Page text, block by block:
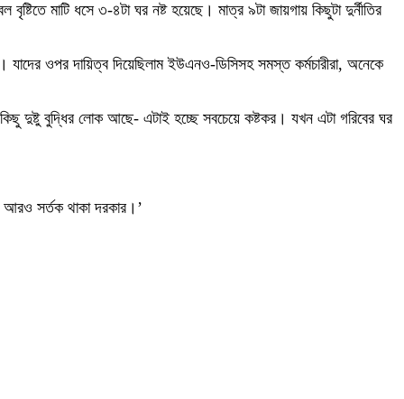
মাটি ধসে ৩-৪টা ঘর নষ্ট হয়েছে। মাত্র ৯টা জায়গায় কিছুটা দুর্নীতির
ওপর দায়িত্ব দিয়েছিলাম ইউএনও-ডিসিসহ সমস্ত কর্মচারীরা, অনেকে
দুষ্টু বুদ্ধির লোক আছে‑ এটাই হচ্ছে সবচেয়ে কষ্টকর। যখন এটা গরিবের ঘর
আরও সর্তক থাকা দরকার।’